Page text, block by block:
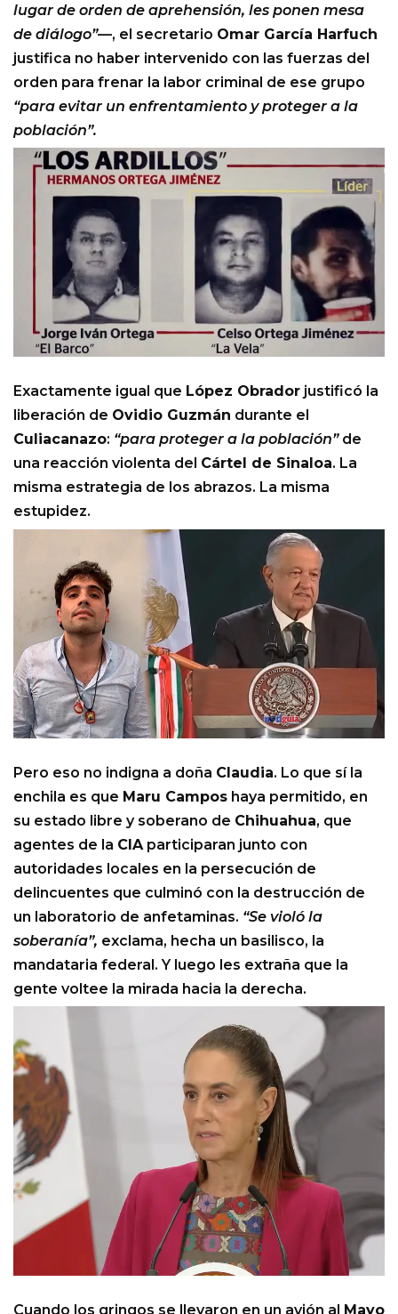
lugar de orden de aprehensión, les ponen mesa
de diálogo”—, el secretario Omar García Harfuch
justifica no haber intervenido con las fuerzas del
orden para frenar la labor criminal de ese grupo
“para evitar un enfrentamiento y proteger a la
población”.
Exactamente igual que López Obrador justificó la
liberación de Ovidio Guzmán durante el
Culiacanazo: “para proteger a la población”de
una reacción violenta del Cártel de Sinaloa. La
misma estrategia de los abrazos. La misma
estupidez.
Pero eso no indigna a doña Claudia. Lo que sí la
enchila es que Maru Campos haya permitido, en
su estado libre y soberano de Chihuahua, que
agentes de la CIA participaran junto con
autoridades locales en la persecución de
delincuentes que culminó con la destrucción de
un laboratorio de anfetaminas. “Se violó la
soberanía”, exclama, hecha un basilisco, la
mandataria federal. Y luego les extraña que la
gente voltee la mirada hacia la derecha.
Cuando los gringos se llevaron en un avión al Mayo